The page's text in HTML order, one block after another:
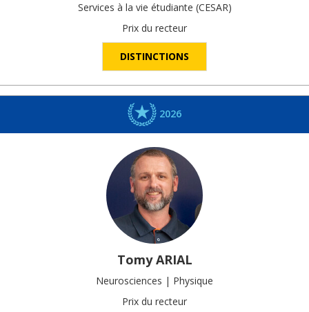
Services à la vie étudiante (CESAR)
Prix du recteur
DISTINCTIONS
2026
Tomy ARIAL
Neurosciences | Physique
Prix du recteur